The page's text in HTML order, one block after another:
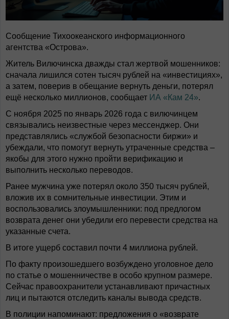
Сообщение Тихоокеанского информационного
агентства «Острова».
Житель Вилючинска дважды стал жертвой мошенников:
сначала лишился сотен тысяч рублей на «инвестициях»,
а затем, поверив в обещание вернуть деньги, потерял
ещё несколько миллионов, сообщает ИА «Кам 24».
С ноября 2025 по январь 2026 года с вилючинцем
связывались неизвестные через мессенджер. Они
представлялись «службой безопасности биржи» и
убеждали, что помогут вернуть утраченные средства –
якобы для этого нужно пройти верификацию и
выполнить несколько переводов.
Ранее мужчина уже потерял около 350 тысяч рублей,
вложив их в сомнительные инвестиции. Этим и
воспользовались злоумышленники: под предлогом
возврата денег они убедили его перевести средства на
указанные счета.
В итоге ущерб составил почти 4 миллиона рублей.
По факту произошедшего возбуждено уголовное дело
по статье о мошенничестве в особо крупном размере.
Сейчас правоохранители устанавливают причастных
лиц и пытаются отследить каналы вывода средств.
В полиции напоминают: предложения о «возврате